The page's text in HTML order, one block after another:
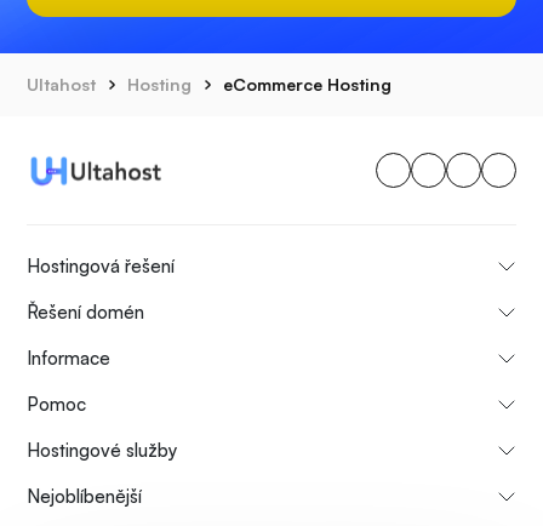
Ultahost Hosting eCommerce Hosting
Hostingová řešení
Řešení domén
Informace
Pomoc
Hostingové služby
Nejoblíbenější